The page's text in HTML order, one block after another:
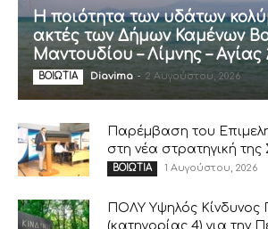
Η ποιότητα των υδάτων
ακτές των Δήμων Καμένων
Μαντουδίου – Λίμνης – Αγίας
ΒΟΙΩΤΙΑ Diavima - 2 Αυγούστου, 2026
Παρέμβαση του
στη νέα στρατηγική
ΒΟΙΩΤΙΑ 1 Αυγούστου, 2026
ΠΟΛΥ Υψηλός Κίνδυνος
(κατηγορίας 4) για την